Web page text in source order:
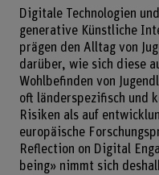
Digitale Technologien
generative Künstliche
prägen den Alltag von
darüber, wie sich diese
Wohlbefinden von
oft länderspezifisch und
Risiken als auf
europäische
Reflection on Digital
being» nimmt sich